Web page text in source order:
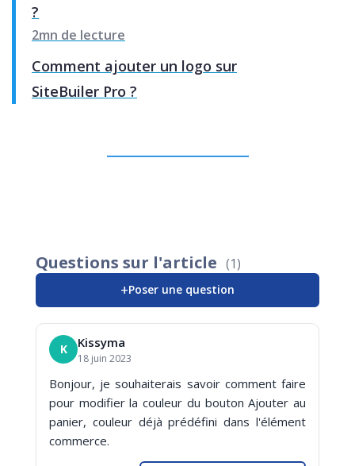
?
2mn de lecture
Comment ajouter un logo sur
SiteBuiler Pro ?
Questions sur l'article (1)
+Poser une question
K Kissyma
18 juin 2023
Bonjour, je souhaiterais savoir comment faire
pour modifier la couleur du bouton Ajouter au
panier, couleur déjà prédéfini dans l'élément
commerce.